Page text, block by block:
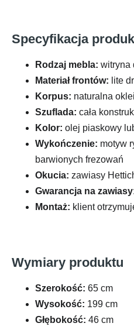
Specyfikacja
Rodzaj mebla: witryna
Materiał frontów: lite
Korpus: naturalna
Szuflada: cała
Kolor: olej piaskowy
Wykończenie: motyw
barwionych frezowań
Okucia: zawiasy
Gwarancja na
Montaż: klient
Wymiary produktu
Szerokość: 65 cm
Wysokość: 199 cm
Głębokość: 46 cm